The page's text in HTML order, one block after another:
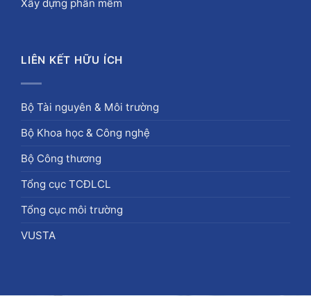
Xây dựng phần mềm
LIÊN KẾT HỮU ÍCH
Bộ Tài nguyên & Môi trường
Bộ Khoa học & Công nghệ
Bộ Công thương
Tổng cục TCĐLCL
Tổng cục môi trường
VUSTA